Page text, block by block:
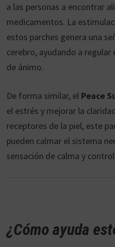
a las personas a encontrar
medicamentos. La
estos parches genera una
cerebro, ayudando a
de ánimo.
De forma similar, el Peace
el estrés y mejorar la
receptores de la piel, este
pueden calmar el sistema
sensación de calma y
¿Cómo ayuda